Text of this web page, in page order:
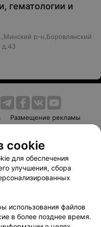
гематологии и
р-н,Боровлянский
д.43
Размещение рекламы
Способы оплаты
103.by
данных
cookie
для обеспечения
улучшения, сбора
использования файлов
в более позднее время.